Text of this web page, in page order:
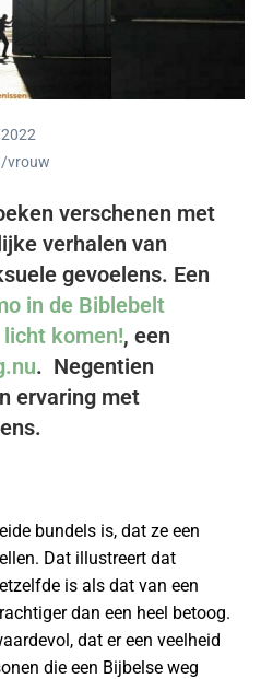
vrouw
verschenen met
verhalen van
gevoelens. Een
in de Biblebelt
licht komen!, een
. Negentien
ervaring met
bundels is, dat ze een
Dat illustreert dat
is als dat van een
dan een heel betoog.
dat er een veelheid
die een Bijbelse weg